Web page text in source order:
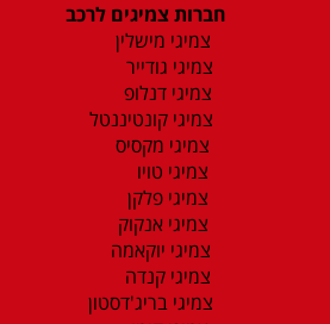
חברות צמיגים לרכב
צמיגי מישלין
צמיגי גודייר
צמיגי דנלופ
צמיגי קונטיננטל
צמיגי מקסיס
צמיגי טויו
צמיגי פלקן
צמיגי אנקוק
צמיגי יוקאמה
צמיגי קנדה
צמיגי בריג'דסטון